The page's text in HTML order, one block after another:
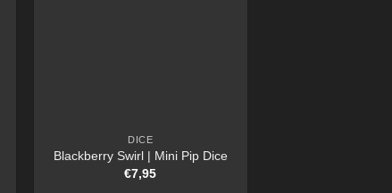
DICE
Blackberry Swirl | Mini Pip Dice
€7,95